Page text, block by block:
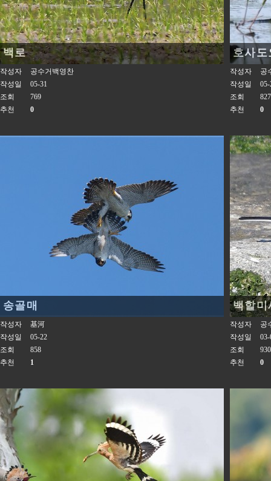
백로
작성자
공수거백영찬
작성일
05-31
조회
769
추천
0
호사도
작성자
공
작성일
05-
조회
827
추천
0
송골매
작성자
基河
작성일
05-22
조회
858
추천
1
백할미
작성자
공
작성일
03-
조회
930
추천
0